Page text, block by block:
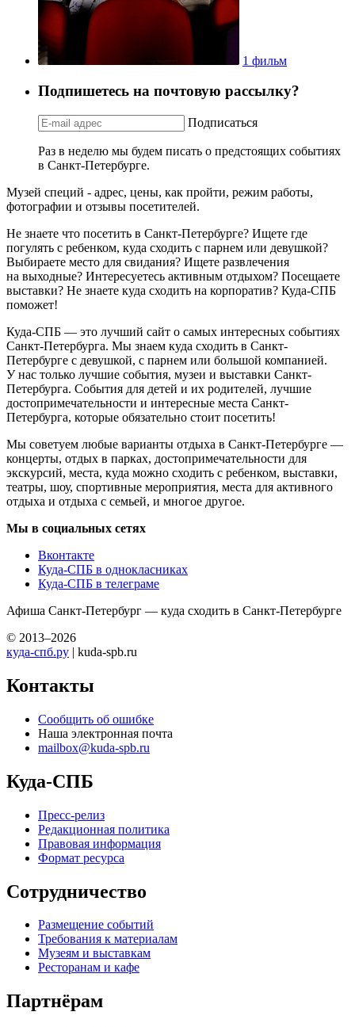
1 фильм
Подпишетесь на почтовую рассылку?
Подписаться
Раз в неделю мы будем писать о предстоящих событиях
в Санкт-Петербурге.
Музей специй - адрес, цены, как пройти, режим работы,
фотографии и отзывы посетителей.
Не знаете что посетить в Санкт-Петербурге? Ищете где
погулять с ребенком, куда сходить с парнем или девушкой?
Выбираете место для свидания? Ищете развлечения
на выходные? Интересуетесь активным отдыхом? Посещаете
выставки? Не знаете куда сходить на корпоратив? Куда-СПБ
поможет!
Куда-СПБ — это лучший сайт о самых интересных событиях
Санкт-Петербурга. Мы знаем куда сходить в Санкт-
Петербурге с девушкой, с парнем или большой компанией.
У нас только лучшие события, музеи и выставки Санкт-
Петербурга. События для детей и их родителей, лучшие
достопримечательности и интересные места Санкт-
Петербурга, которые обязательно стоит посетить!
Мы советуем любые варианты отдыха в Санкт-Петербурге —
концерты, отдых в парках, достопримечательности для
экскурсий, места, куда можно сходить с ребенком, выставки,
театры, шоу, спортивные мероприятия, места для активного
отдыха и отдыха с семьей, и многое другое.
Мы в социальных сетях
Вконтакте
Куда-СПБ в однокласниках
Куда-СПБ в телеграме
Афиша Санкт-Петербург — куда сходить в Санкт-Петербурге
© 2013–2026
куда-спб.ру | kuda-spb.ru
Контакты
Сообщить об ошибке
Наша электронная почта
mailbox@kuda-spb.ru
Куда-СПБ
Пресс-релиз
Редакционная политика
Правовая информация
Формат ресурса
Сотрудничество
Размещение событий
Требования к материалам
Музеям и выставкам
Ресторанам и кафе
Партнёрам